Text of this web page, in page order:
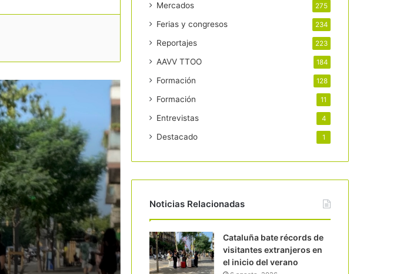
hoteles en suelo
a renovarse
de última hora volverán a
de verano
es más importante
la cultura en el centro
turística internacional
de 5 millones de
el turismo ligado al
Mercados 275
Ferias y congresos 234
Reportajes 223
AAVV TTOO 184
Formación 128
Formación 11
Entrevistas 4
Destacado 1
Noticias Relacionadas
Cataluña bate récords de
visitantes extranjeros en
el inicio del verano